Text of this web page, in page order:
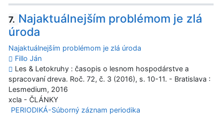
7. Najaktuálnejším problémom je zlá
úroda
Najaktuálnejším problémom je zlá úroda
Fillo Ján
Les & Letokruhy : časopis o lesnom hospodárstve a
spracovaní dreva. Roč. 72, č. 3 (2016), s. 10-11. - Bratislava :
Lesmedium, 2016
xcla - ČLÁNKY
PERIODIKÁ-Súborný záznam periodika